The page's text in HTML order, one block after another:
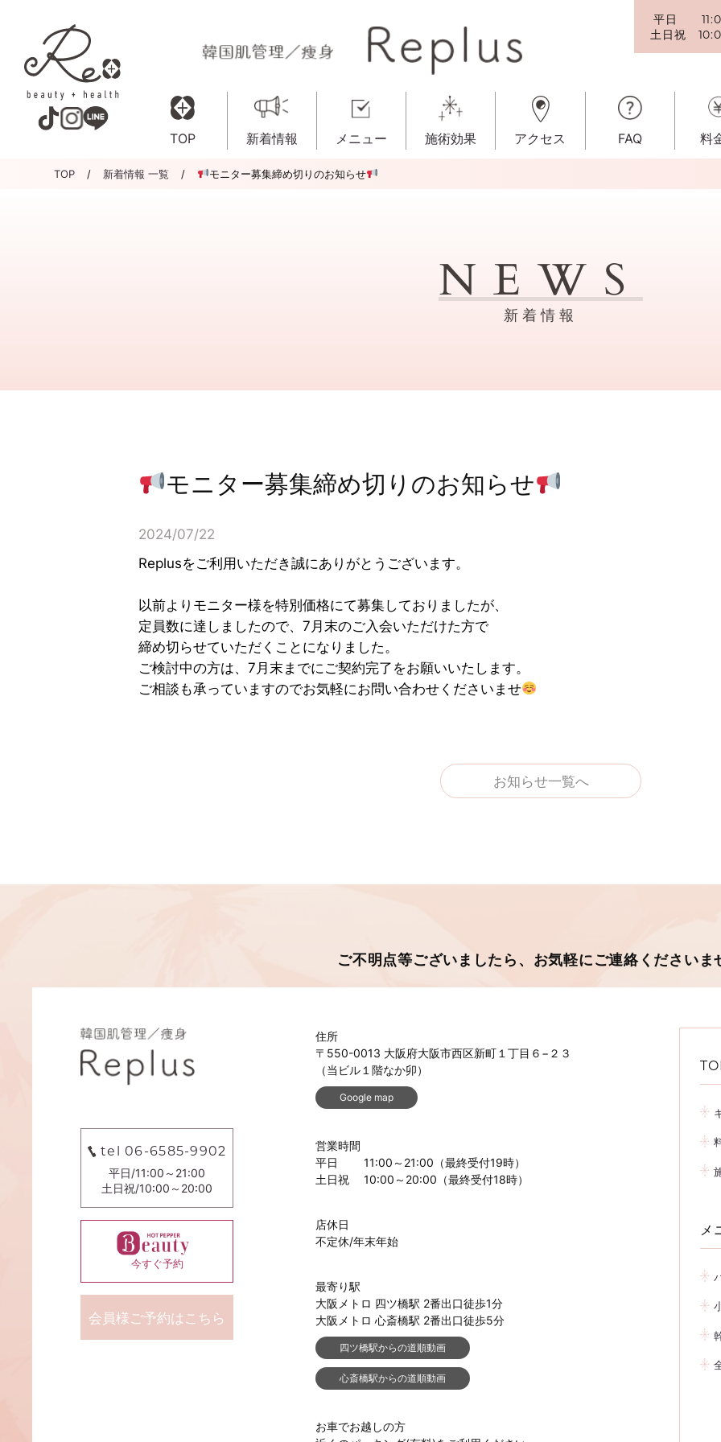
平日
土日祝
TOP 新着情報 メニュー 施術効果 アクセス FAQ 料
TOP 新着情報 一覧 モニター募集締め切りのお知らせ
NEWS
新着情報
モニター募集締め切りのお知らせ
2024/07/22
Replusをご利用いただき誠にありがとうございます。
以前よりモニター様を特別価格にて募集しておりましたが、
定員数に達しましたので、7月末のご入会いただけた方で
締め切らせていただくことになりました。
ご検討中の方は、7月末までにご契約完了をお願いいたします。
ご相談も承っていますのでお気軽にお問い合わせくださいませ
お知らせ一覧へ
ご不明点等ございましたら、 お気軽にご連絡くださいま
tel 06-6585-9902
平日/11:00～21:00
土日祝/10:00～20:00
今すぐ予約
会員様ご予約はこちら
住所
〒550-0013 大阪府大阪市西区新町１丁目６−２３
（当ビル１階なか卯）
Google map
営業時間
平日 11:00～21:00（最終受付19時）
土日祝 10:00～20:00（最終受付18時）
店休日
不定休/年末年始
最寄り駅
大阪メトロ 四ツ橋駅 2番出口徒歩1分
大阪メトロ 心斎橋駅 2番出口徒歩5分
四ツ橋駅からの道順動画
心斎橋駅からの道順動画
お車でお越しの方
メ